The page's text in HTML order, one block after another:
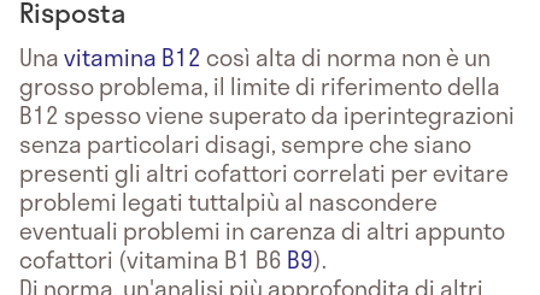
Risposta
Unavitamina B12 così alta di norma non è un
grosso problema, il limite di riferimento della
B12 spesso viene superato da iperintegrazioni
senza particolari disagi, sempre che siano
presenti gli altri cofattori correlati per evitare
problemi legati tuttalpiù al nascondere
eventuali problemi in carenza di altri appunto
cofattori (vitamina B1 B6 B9).
Di norma, un'analisi più approfondita di altri